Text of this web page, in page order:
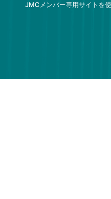
JMCメンバー専用サイトを